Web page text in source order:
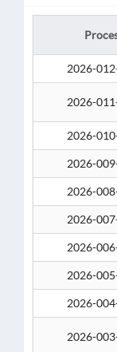
2026-
2026-
2026-
2026-
2026-
2026-
2026-
2026-
2026-
2026-